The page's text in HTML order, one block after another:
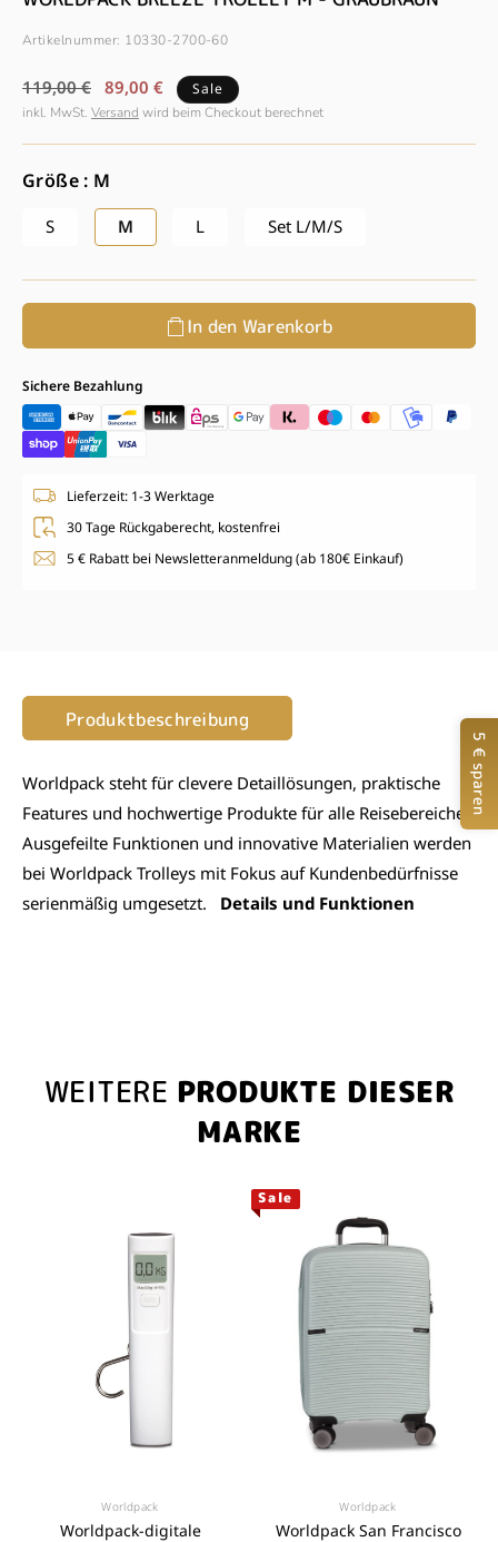
Artikelnummer: 10330-2700-60
Normaler
Preis
119,00 €
Verkaufspreis
89,00 € Sale
inkl. MwSt. Versand wird beim Checkout berechnet
Größe : M
S M L Set L/M/S
In den Warenkorb
Sichere Bezahlung
Lieferzeit: 1-3 Werktage
30 Tage Rückgaberecht, kostenfrei
5 € Rabatt bei Newsletteranmeldung (ab 180€ Einkauf)
Produktbeschreibung
Worldpack steht für clevere Detaillösungen, praktische
Features und hochwertige Produkte für alle Reisebereiche.
Ausgefeilte Funktionen und innovative Materialien werden
bei Worldpack Trolleys mit Fokus auf Kundenbedürfnisse
serienmäßig umgesetzt. Details und Funktionen
WEITERE PRODUKTE DIESER
MARKE
Anbieter:
Worldpack
Worldpack-digitale
Sale
Anbieter:
Worldpack
Worldpack San Francisco
5 € sparen